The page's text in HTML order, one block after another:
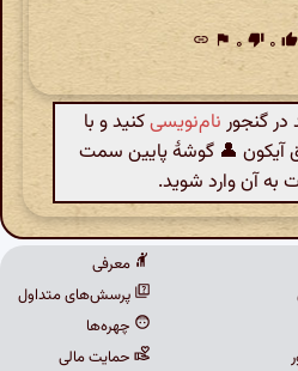
thumb_up ۰ thumb_down ۰ flag
link
در گنجور نام‌نویسیکنید و با
آیکون 👤 گوشهٔ پایین سمت
آن وارد شوید.
معرفی
پرسش‌های متداول
چهره‌ها
حمایت مالی